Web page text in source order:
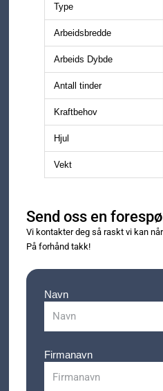
Type
Arbeidsbredde
Arbeids Dybde
Antall tinder
Kraftbehov
Hjul
Vekt
Send oss en
Vi kontakter deg så raskt vi kan
På forhånd takk!
Navn
Firmanavn